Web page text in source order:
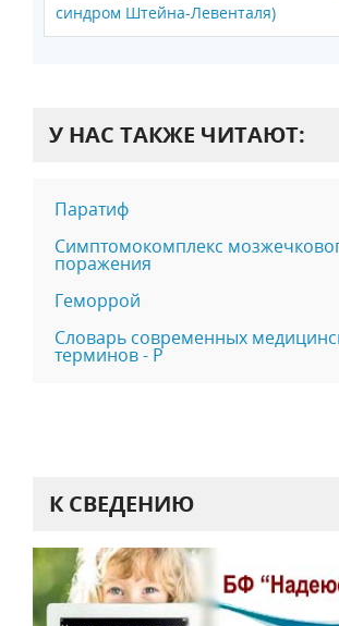
синдром Штейна-Левенталя)
У НАС ТАКЖЕ ЧИТАЮТ:
Паратиф
Симптомокомплекс
поражения
Геморрой
Словарь современных
терминов - Р
К СВЕДЕНИЮ